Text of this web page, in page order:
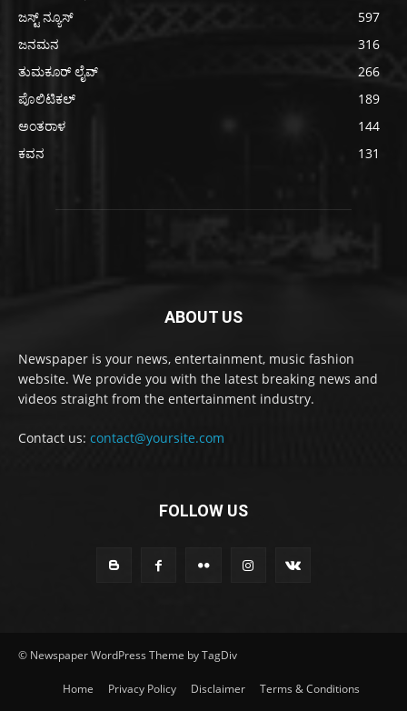
ಜಸ್ಟ್ ನ್ಯೂಸ್
597
ಜನಮನ
316
ತುಮಕೂರ್ ಲೈವ್
266
ಪೊಲಿಟಿಕಲ್
189
ಅಂತರಾಳ
144
ಕವನ
131
ABOUT US
Newspaper is your news, entertainment, music fashion
website. We provide you with the latest breaking news and
videos straight from the entertainment industry.
Contact us: contact@yoursite.com
FOLLOW US
© Newspaper WordPress Theme by TagDiv
Home Privacy Policy Disclaimer Terms & Conditions